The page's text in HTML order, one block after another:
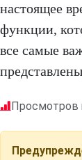
настоящее
функции,
все самые
Просмотров